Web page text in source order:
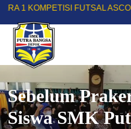
Skip
content
FUTSAL ASCOPS
Sebelum
Siswa SMK